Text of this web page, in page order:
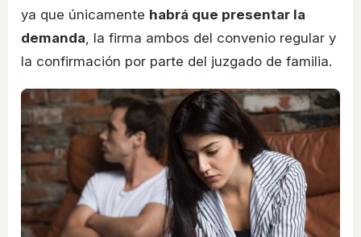
ya que únicamente habrá que presentar la
demanda , la firma ambos del convenio regular y
la confirmación por parte del juzgado de familia.